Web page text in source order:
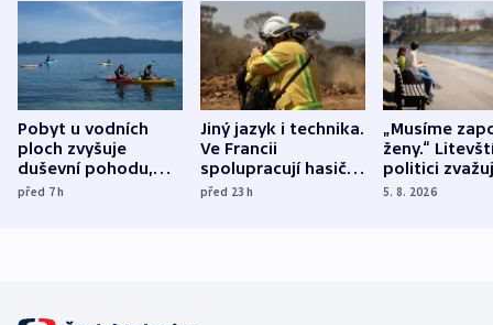
Pobyt u vodních
ploch zvyšuje
duševní pohodu,
ukázala
před 7h
Jiný jazyk i technika.
Ve Francii
spolupracují hasiči z
různých zemí
před 23h
„Musíme
ženy.“
politici
dohodu o
5. 8. 2026